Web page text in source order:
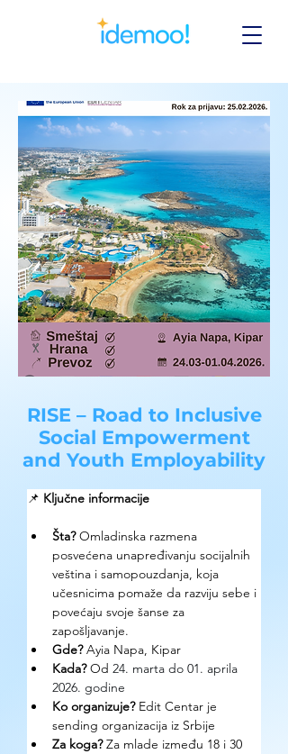
RISE – Road to Inclusive
Social Empowerment
and Youth Employability
📌 Ključne informacije
Šta? Omladinska razmena
posvećena unapređivanju socijalnih
veština i samopouzdanja, koja
učesnicima pomaže da razviju sebe i
povećaju svoje šanse za
zapošljavanje.
Gde? Ayia Napa, Kipar
Kada? Od 24. marta do 01. aprila
2026. godine
Ko organizuje? Edit Centar je
sending organizacija iz Srbije
Za koga? Za mlade između 18 i 30